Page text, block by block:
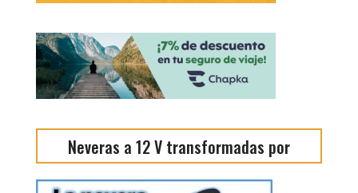
Neveras a 12 V transformadas por